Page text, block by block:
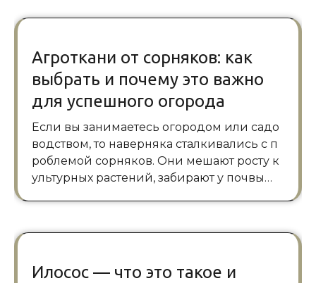
Агроткани от сорняков: как
выбрать и почему это важно
для успешного огорода
Если вы занимаетесь огородом или садо
водством, то наверняка сталкивались с п
роблемой сорняков. Они мешают росту к
ультурных растений, забирают у почвы…
Илосос — что это такое и